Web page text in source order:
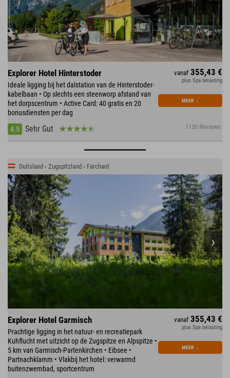
Explorer Hotel Hinterstoder
Ideale ligging bij het dalstation van de Hinterstoder-
kabelbaan • Op slechts een steenworp afstand van
het dorpscentrum • Active Card: 40 gratis en 20
bonusdiensten per dag
4.5
Sehr Gut 1130 Reviews
vanaf 355,43 €
plus Spa belasting
MEER ↓
Duitsland › Zugspitzland › Farchant
Explorer Hotel Garmisch
Prachtige ligging in het natuur- en recreatiepark
Kuhflucht met uitzicht op de Zugspitze en Alpspitze •
5 km van Garmisch-Partenkirchen • Eibsee •
Partnachklamm • Vlakbij het hotel: verwarmd
buitenzwembad, sportcentrum
vanaf 355,43 €
plus Spa belasting
MEER ↓